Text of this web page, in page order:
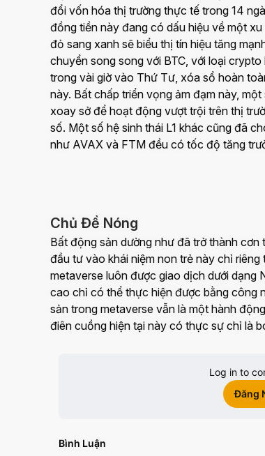
đổi vốn hóa thị trường thực tế trong 14
đồng tiền này đang có dấu hiệu về một
đỏ sang xanh sẽ biểu thị tín hiệu tăng
chuyển song song với BTC, với loại
trong vài giờ vào Thứ Tư, xóa sổ hoàn
này. Bất chấp triển vọng ảm đạm này,
xoay sở để hoạt động vượt trội trên thị
số. Một số hệ sinh thái L1 khác cũng đã
như AVAX và FTM đều có tốc độ tăng
Chủ Đề Nóng
Bất động sản dường như đã trở thành
đầu tư vào khái niệm non trẻ này chỉ
metaverse luôn được giao dịch dưới dạng
cao chỉ có thể thực hiện được bằng công
sản trong metaverse vẫn là một hành
điên cuồng hiện tại này có thực sự chỉ là
Log in to
Đăng
Bình Luận